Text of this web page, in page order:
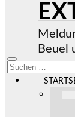
Beuel
Mobile-
Menü
ein-/ausblenden
Suchen
nach: